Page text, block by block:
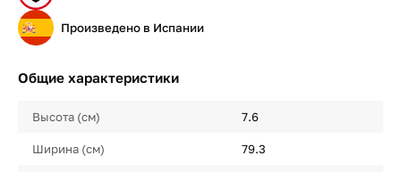
Произведено в Испании
Общие характеристики
Высота (см) 7.6
Ширина (см) 79.3